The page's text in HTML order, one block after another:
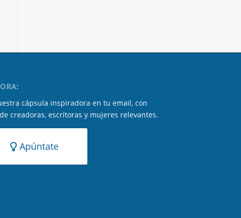
cápsula inspiradora en tu email, con
creadoras, escritoras y mujeres relevantes.
Apúntate